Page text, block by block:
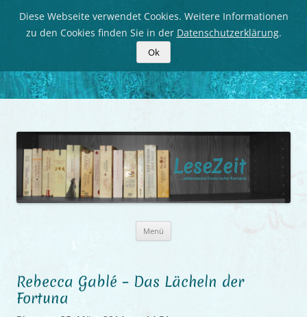
LeseZeit
Menü
Rebecca Gablé – Das Lächeln der
Fortuna
Diese Webseite verwendet Cookies. Weitere Informationen
zu den Cookies finden Sie in der Datenschutzerklärung.
Ok